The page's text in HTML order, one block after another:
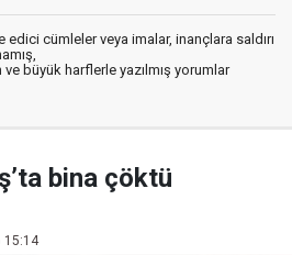
edici cümleler veya imalar, inançlara saldırı
büyük harflerle yazılmış yorumlar
bina çöktü
15:14